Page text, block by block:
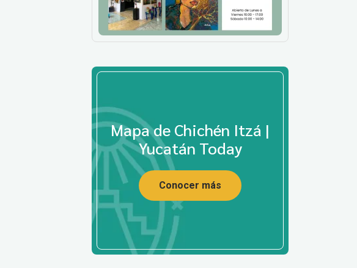
Mapa de Chichén Itzá |
Yucatán Today
Conocer más